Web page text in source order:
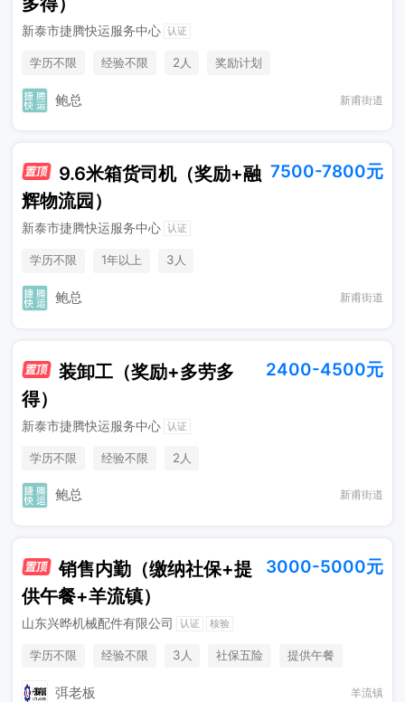
新泰市捷腾快运服务中心 认证
学历不限 经验不限 2人 奖励计划
鲍总 新甫街道
9.6米箱货司机（奖励+融
辉物流园）
7500-7800元
新泰市捷腾快运服务中心 认证
学历不限 1年以上 3人
鲍总 新甫街道
装卸工（奖励+多劳多
得）
2400-4500元
新泰市捷腾快运服务中心 认证
学历不限 经验不限 2人
鲍总 新甫街道
销售内勤（缴纳社保+提
供午餐+羊流镇）
3000-5000元
山东兴晔机械配件有限公司 认证 核验
学历不限 经验不限 3人 社保五险
提供午餐
弭老板 羊流镇